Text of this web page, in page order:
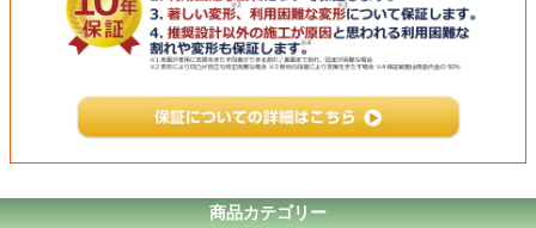
商品カテゴリー